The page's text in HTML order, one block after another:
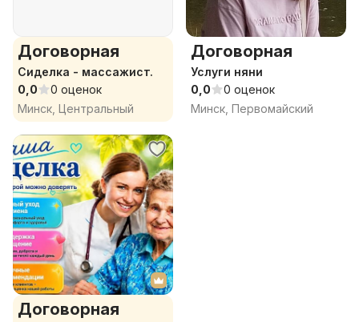
Договорная
Сиделка - массажист.
0,0
0 оценок
Минск, Центральный
Договорная
Услуги няни
0,0
0 оценок
Минск, Первомайский
Договорная